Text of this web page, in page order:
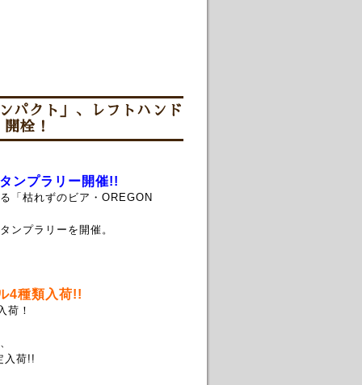
パクト」、レフトハンド
栓！
ンプラリー開催!!
「枯れずのビア・OREGON
ンプラリーを開催。
4種類入荷!!
荷！
入荷!!